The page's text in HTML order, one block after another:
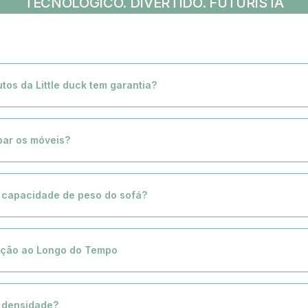
da Little duck tem garantia?
Little Duck têm garantia de 1 ano, garantindo a qualidade e durabilidade
os móveis?
Use um aspirador para manter o sofá impecável. Derramamentos: Seque
mantendo-o à sombra. Impermeabilização: Considere para proteção extra.
capacidade de peso do sofá?
graças à inovadora tecnologia GrowTech, suporta de 130 a 150 kg (286 a
ao Longo do Tempo
são projetados para oferecer o máximo em conforto, qualidade e design